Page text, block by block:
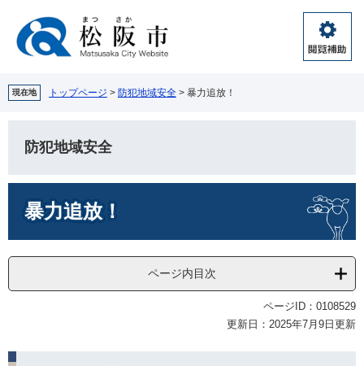
閲
覧
現在地 トップページ > 防犯地域安全 > 暴力追放！
防犯地域安全
暴力追放！
ページ内目次
ページID：0108529
更新日：2025年7月9日更新